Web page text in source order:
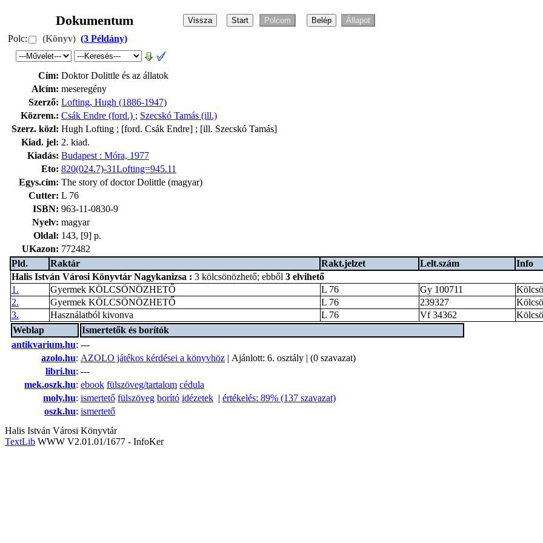
Dokumentum
Polc: (Könyv) (3 Példány)
Cím: Doktor Dolittle és az állatok
Alcím: meseregény
Szerző: Lofting, Hugh (1886-1947)
Közrem.: Csák Endre (ford.) ; Szecskó Tamás (ill.)
Szerz. közl: Hugh Lofting ; [ford. Csák Endre] ; [ill. Szecskó Tamás]
Kiad. jel: 2. kiad.
Kiadás: Budapest : Móra, 1977
Eto: 820(024.7)-31Lofting=945.11
Egys.cím: The story of doctor Dolittle (magyar)
Cutter: L 76
ISBN: 963-11-0830-9
Nyelv: magyar
Oldal: 143, [9] p.
UKazon: 772482
Pld.
Raktár Rakt.jelzet Lelt.szám
Info
Halis István Városi Könyvtár Nagykanizsa : 3 kölcsönözhető; ebből 3 elvihető
1.
Gyermek KÖLCSÖNÖZHETŐ L 76 Gy 100711
2.
Gyermek KÖLCSÖNÖZHETŐ L 76 239327
3.
Használatból kivonva L 76 Vf 34362
Weblap
Ismertetők és borítók
antikvarium.hu: ---
azolo.hu: AZOLO játékos kérdései a könyvhöz | Ajánlott: 6. osztály | (0 szavazat)
libri.hu: ---
mek.oszk.hu: ebook fülszöveg/tartalom cédula
moly.hu: ismertető fülszöveg borító idézetek | értékelés: 89% (137 szavazat)
oszk.hu: ismertető
Halis István Városi Könyvtár
TextLib WWW V2.01.01/1677 - InfoKer